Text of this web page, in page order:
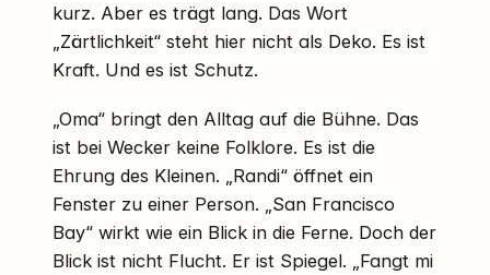
kurz. Aber es trägt lang. Das Wort
„Zärtlichkeit“ steht hier nicht als Deko. Es ist
Kraft. Und es ist Schutz.
„Oma“ bringt den Alltag auf die Bühne. Das
ist bei Wecker keine Folklore. Es ist die
Ehrung des Kleinen. „Randi“ öffnet ein
Fenster zu einer Person. „San Francisco
Bay“ wirkt wie ein Blick in die Ferne. Doch der
Blick ist nicht Flucht. Er ist Spiegel. „Fangt mi